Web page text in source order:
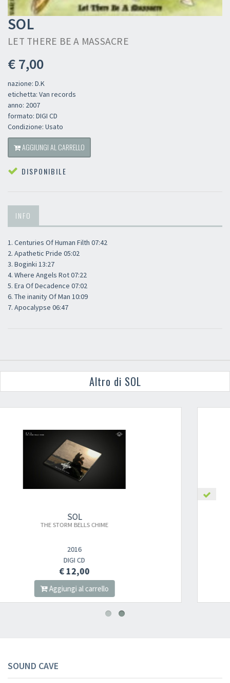
SOL
LET THERE BE A MASSACRE
€ 7,00
nazione: D.K
etichetta: Van records
anno: 2007
formato: DIGI CD
Condizione: Usato
AGGIUNGI AL CARRELLO
DISPONIBILE
INFO
1. Centuries Of Human Filth 07:42
2. Apathetic Pride 05:02
3. Boginki 13:27
4. Where Angels Rot 07:22
5. Era Of Decadence 07:02
6. The inanity Of Man 10:09
7. Apocalypse 06:47
Altro di SOL
SOUND CAVE